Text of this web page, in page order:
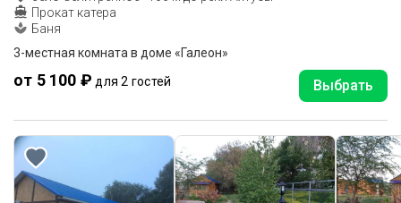
Прокат катера
Баня
3-местная комната в доме «Галеон»
от 5 100 ₽ для 2 гостей Выбрать